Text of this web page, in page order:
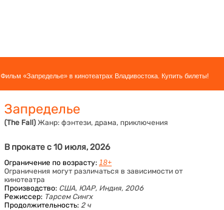
Фильм «Запределье» в кинотеатрах Владивостока. Купить билеты!
Запределье
(The Fall) Жанр: фэнтези, драма, приключения
В прокате с 10 июля, 2026
Ограничение по возрасту: 18+
Ограничения могут различаться в зависимости от
кинотеатра
Производство: США, ЮАР, Индия, 2006
Режиссер: Тарсем Сингх
Продолжительность: 2 ч